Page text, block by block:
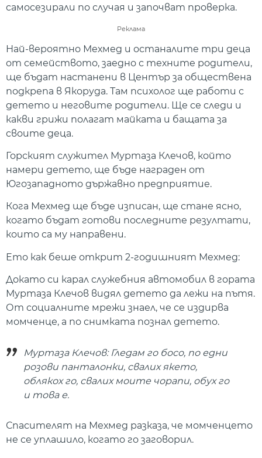
самосезирали по случая и започват проверка.
Реклама
Най-вероятно Мехмед и останалите три деца
от семейството, заедно с техните родители,
ще бъдат настанени в Център за обществена
подкрепа в Якоруда. Там психолог ще работи с
детето и неговите родители. Ще се следи и
какви грижи полагат майката и бащата за
своите деца.
Горският служител Муртаза Клечов, който
намери детето, ще бъде награден от
Югозападното държавно предприятие.
Кога Мехмед ще бъде изписан, ще стане ясно,
когато бъдат готови последните резултати,
които са му направени.
Ето как беше открит 2-годишният Мехмед:
Докато си карал служебния автомобил в гората
Муртаза Клечов видял детето да лежи на пътя.
От социалните мрежи знаел, че се издирва
момченце, а по снимката познал детето.
Муртаза Клечов: Гледам го босо, по едни
розови панталонки, свалих якето,
облякох го, свалих моите чорапи, обух го
и това е.
Спасителят на Мехмед разказа, че момченцето
не се уплашило, когато го заговорил.